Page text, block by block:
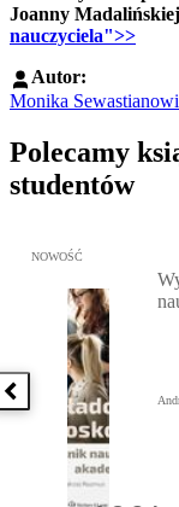
Joanny
nauczyciela">>
Autor:
Monika
Polecamy
studentów
Poprzednia książka
Przejdź do:
NOWOŚĆ